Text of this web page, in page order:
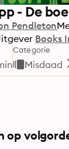
- De
Pendleton
Books
Categorie
Misdaad
op